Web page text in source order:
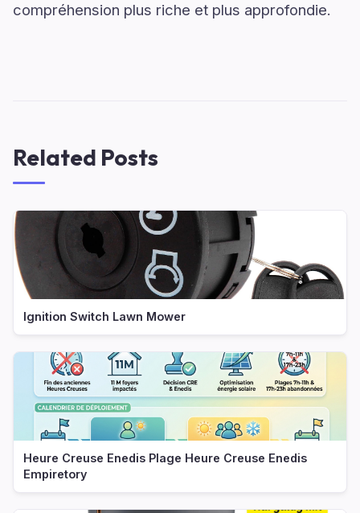
compréhension plus riche et plus approfondie.
Related Posts
Ignition Switch Lawn Mower
Heure Creuse Enedis Plage Heure Creuse Enedis
Empiretory